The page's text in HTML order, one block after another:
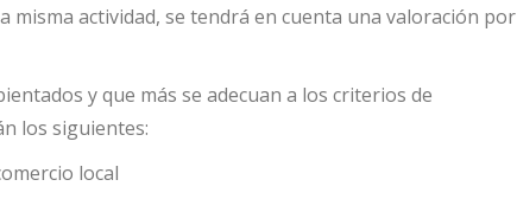
misma actividad, se tendrá en cuenta una valoración por
y que más se adecuan a los criterios de
los siguientes:
local